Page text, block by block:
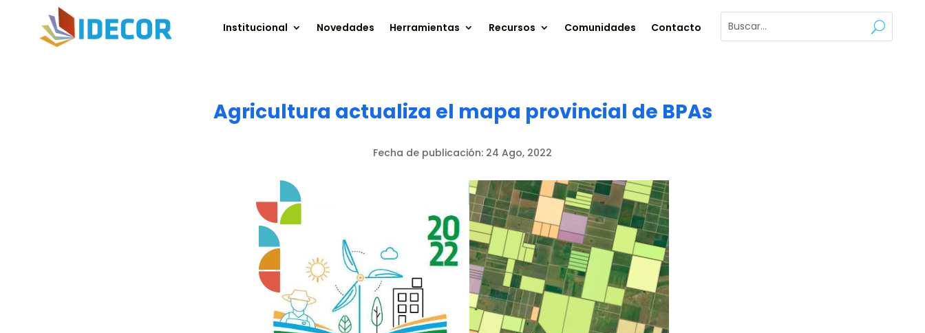
Institucional Novedades Herramientas Recursos Comunidades Contacto
Agricultura actualiza el mapa provincial de BPAs
Fecha de publicación: 24 Ago, 2022